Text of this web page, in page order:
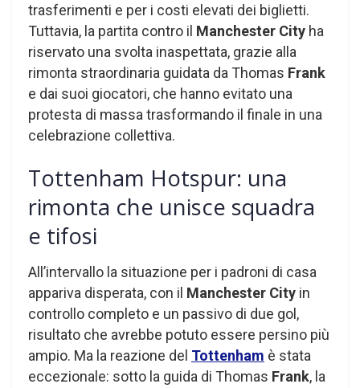
trasferimenti e per i costi elevati dei biglietti.
Tuttavia, la partita contro il Manchester City ha
riservato una svolta inaspettata, grazie alla
rimonta straordinaria guidata da Thomas Frank
e dai suoi giocatori, che hanno evitato una
protesta di massa trasformando il finale in una
celebrazione collettiva.
Tottenham Hotspur: una
rimonta che unisce squadra
e tifosi
All’intervallo la situazione per i padroni di casa
appariva disperata, con il Manchester City in
controllo completo e un passivo di due gol,
risultato che avrebbe potuto essere persino più
ampio. Ma la reazione del Tottenham è stata
eccezionale: sotto la guida di Thomas Frank, la